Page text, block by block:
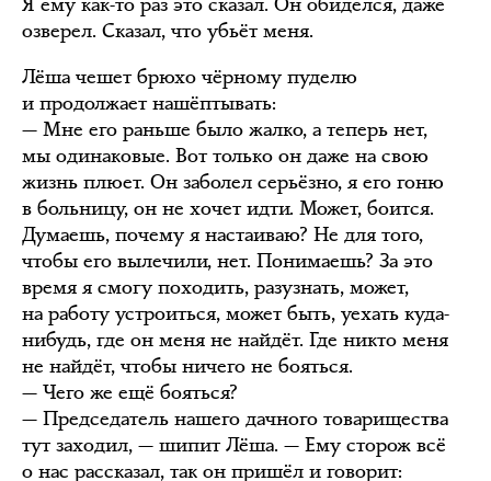
озверел. Сказал, что убьёт меня.
Лёша чешет брюхо чёрному пуделю
и продолжает нашёптывать:
— Мне его раньше было жалко, а теперь нет,
мы одинаковые. Вот только он даже на свою
жизнь плюет. Он заболел серьёзно, я его гоню
в больницу, он не хочет идти. Может, боится.
Думаешь, почему я настаиваю? Не для того,
чтобы его вылечили, нет. Понимаешь? За это
время я смогу походить, разузнать, может,
на работу устроиться, может быть, уехать куда-
нибудь, где он меня не найдёт. Где никто меня
не найдёт, чтобы ничего не бояться.
— Чего же ещё бояться?
— Председатель нашего дачного товарищества
тут заходил, — шипит Лёша. — Ему сторож всё
о нас рассказал, так он пришёл и говорит: